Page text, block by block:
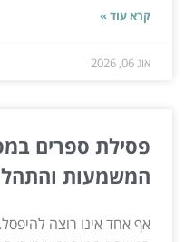
קרא עוד »
אוג 06, 2026
פסילת ספרים
המשמעות
אף אחד אינו רוצה